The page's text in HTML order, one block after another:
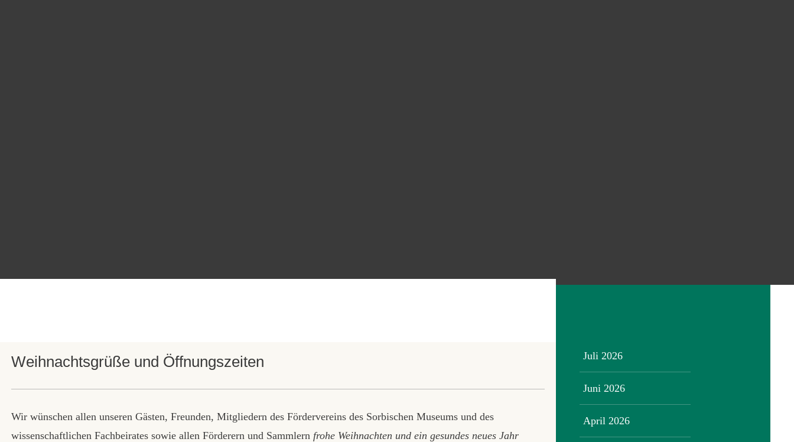
Weihnachtsgrüße und Öffnungszeiten
Wir wünschen allen unseren Gästen, Freunden, Mitgliedern des Fördervereins des Sorbischen Museums und des
wissenschaftlichen Fachbeirates sowie allen Förderern und Sammlern frohe Weihnachten und ein gesundes neues Jahr
Juli 2026
Juni 2026
April 2026